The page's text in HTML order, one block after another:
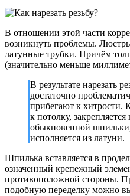
В отношении этой части
возникнуть проблемы.
латунные трубки. Причём
(значительно меньше
В результате нарезать
достаточно
прибегают к хитрости.
к потолку,
обыкновенной
исполняется из латуни.
Шпилька вставляется в
означенный крепежный
противоположной стороны.
подобную переделку можно